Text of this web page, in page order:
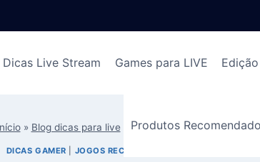
Dicas Live Stream Games para LIVE
Produtos
» Blog dicas para live Welcome to Kowloon –
DICAS GAMER JOGOS RECOMENDADOS ENCONTRADOS